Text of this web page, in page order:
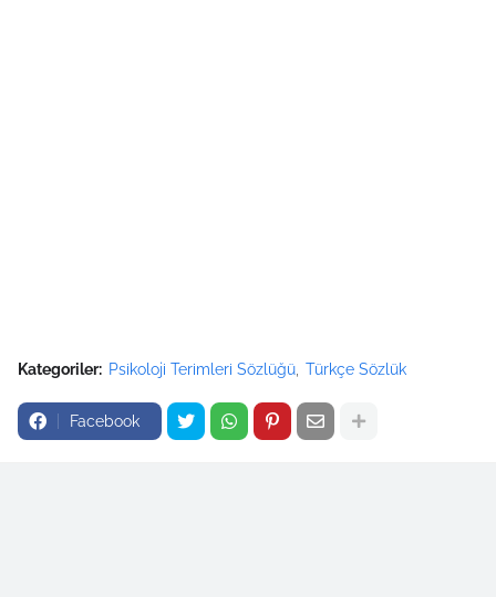
Kategoriler: Psikoloji Terimleri Sözlüğü Türkçe Sözlük
Facebook